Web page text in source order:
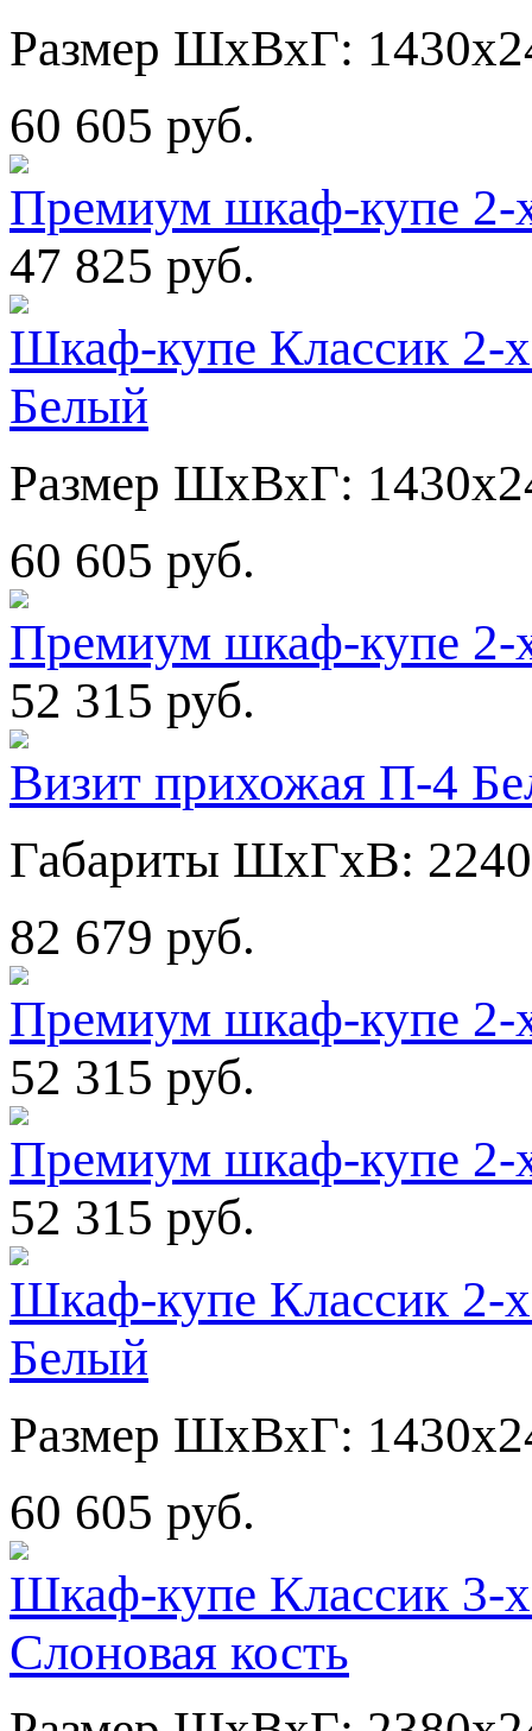
Размер ШхВхГ:
60 605 руб.
Премиум шкаф-купе
47 825 руб.
Шкаф-купе Классик 2-
Белый
Размер ШхВхГ:
60 605 руб.
Премиум шкаф-купе
52 315 руб.
Визит прихожая П-4
Габариты ШхГхВ:
82 679 руб.
Премиум шкаф-купе
52 315 руб.
Премиум шкаф-купе
52 315 руб.
Шкаф-купе Классик 2-
Белый
Размер ШхВхГ:
60 605 руб.
Шкаф-купе Классик 3-
Слоновая кость